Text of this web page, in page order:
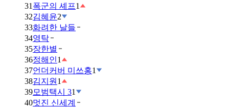
31 폭군의 셰프1
32김혜윤2
33화려한 날들
34영탁
35장한별
36정해인1
37언더커버 미쓰홍1
38김지원 1
39모범택시 31
40멋진 신세계